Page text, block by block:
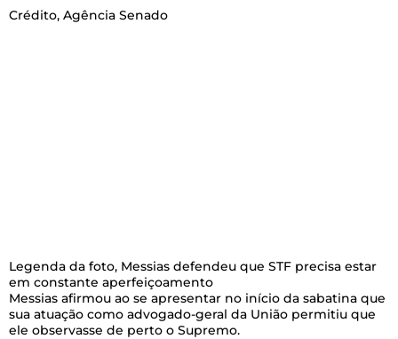
Crédito, Agência Senado
Legenda da foto, Messias defendeu que STF precisa estar
em constante aperfeiçoamento
Messias afirmou ao se apresentar no início da sabatina que
sua atuação como advogado-geral da União permitiu que
ele observasse de perto o Supremo.